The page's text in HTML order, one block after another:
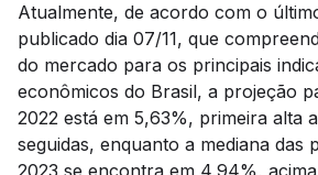
Atualmente, de acordo com o
publicado dia 07/11, que
do mercado para os principais
econômicos do Brasil, a projeção
2022 está em 5,63%, primeira alta
seguidas, enquanto a mediana das
2023 se encontra em 4,94%,